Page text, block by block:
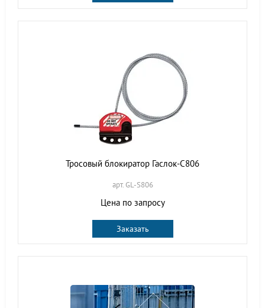
Тросовый блокиратор Гаслок-С806
арт. GL-S806
Цена по запросу
Заказать